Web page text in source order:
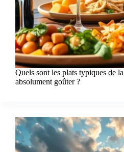
Quels sont les plats typiques de
absolument goûter ?